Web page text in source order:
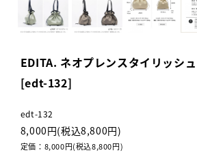
EDITA. ネオプレンスタイリッシ
[edt-132]
edt-132
8,000円(税込8,800円)
定価：8,000円(税込8,800円)